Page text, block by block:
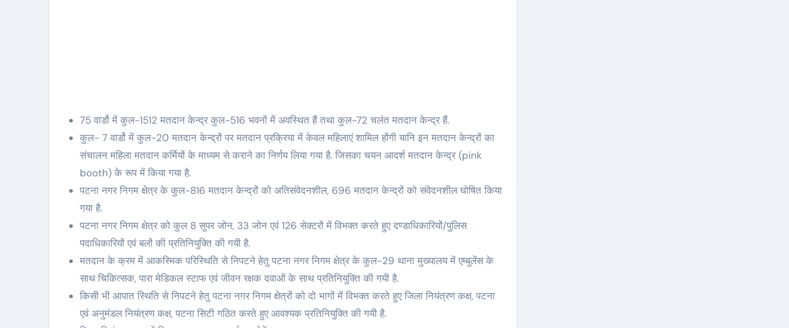
75 वार्डो में कुल-1512 मतदान केन्द्र कुल-516 भवनों में अवस्थित हैं तथा कुल-72 चलंत मतदान केन्द्र हैं.
कुल- 7 वार्डो में कुल-20 मतदान केन्द्रों पर मतदान प्रक्रिया में केवल महिलाएं शामिल होंगी यानि इन मतदान केन्द्रों का
संचालन महिला मतदान कर्मियों के माध्यम से कराने का निर्णय लिया गया है. जिसका चयन आदर्श मतदान केन्द्र (pink
booth) के रूप में किया गया है.
पटना नगर निगम क्षेत्र के कुल-816 मतदान केन्द्रों को अतिसंवेदनशील, 696 मतदान केन्द्रों को संवेदनशील घोषित किया
गया है.
पटना नगर निगम क्षेत्र को कुल 8 सुपर जोन, 33 जोन एवं 126 सेक्टरों में विभक्त करते हुए दण्डाधिकारियों/पुलिस
पदाधिकारियों एवं बलों की प्रतिनियुक्ति की गयी है.
मतदान के क्रम में आकस्मिक परिस्थिति से निपटने हेतु पटना नगर निगम क्षेत्र के कुल-29 थाना मुख्यालय में एम्बुलेंस के
साथ चिकित्सक, पारा मेडिकल स्टाफ एवं जीवन रक्षक दवाओं के साथ प्रतिनियुक्ति की गयी है.
किसी भी आपात स्थिति से निपटने हेतु पटना नगर निगम क्षेत्रों को दो भागों में विभक्त करते हुए जिला नियंत्रण कक्ष, पटना
एवं अनुमंडल नियंत्रण कक्ष, पटना सिटी गठित करते हुए आवश्यक प्रतिनियुक्ति की गयी है.